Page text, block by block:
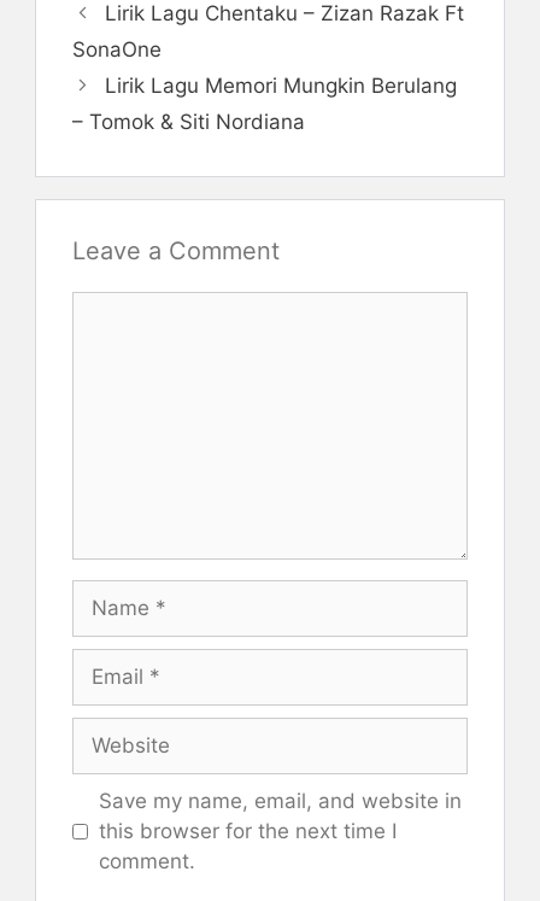
Lirik Lagu Chentaku – Zizan Razak Ft
SonaOne
Lirik Lagu Memori Mungkin Berulang
– Tomok & Siti Nordiana
Leave a Comment
Name
Email
Website
Save my name, email, and website in
this browser for the next time I
comment.